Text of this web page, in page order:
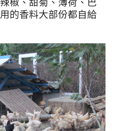
椒、甜菊、薄荷、巴
的香料大部份都自給